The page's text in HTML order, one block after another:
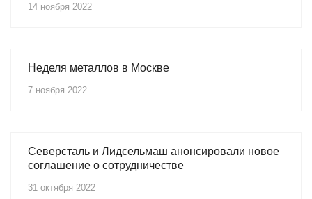
14 ноября 2022
7 ноября 2022
Неделя металлов в Москве
31 октября 2022
Северсталь и Лидсельмаш анонсировали новое
соглашение о сотрудничестве